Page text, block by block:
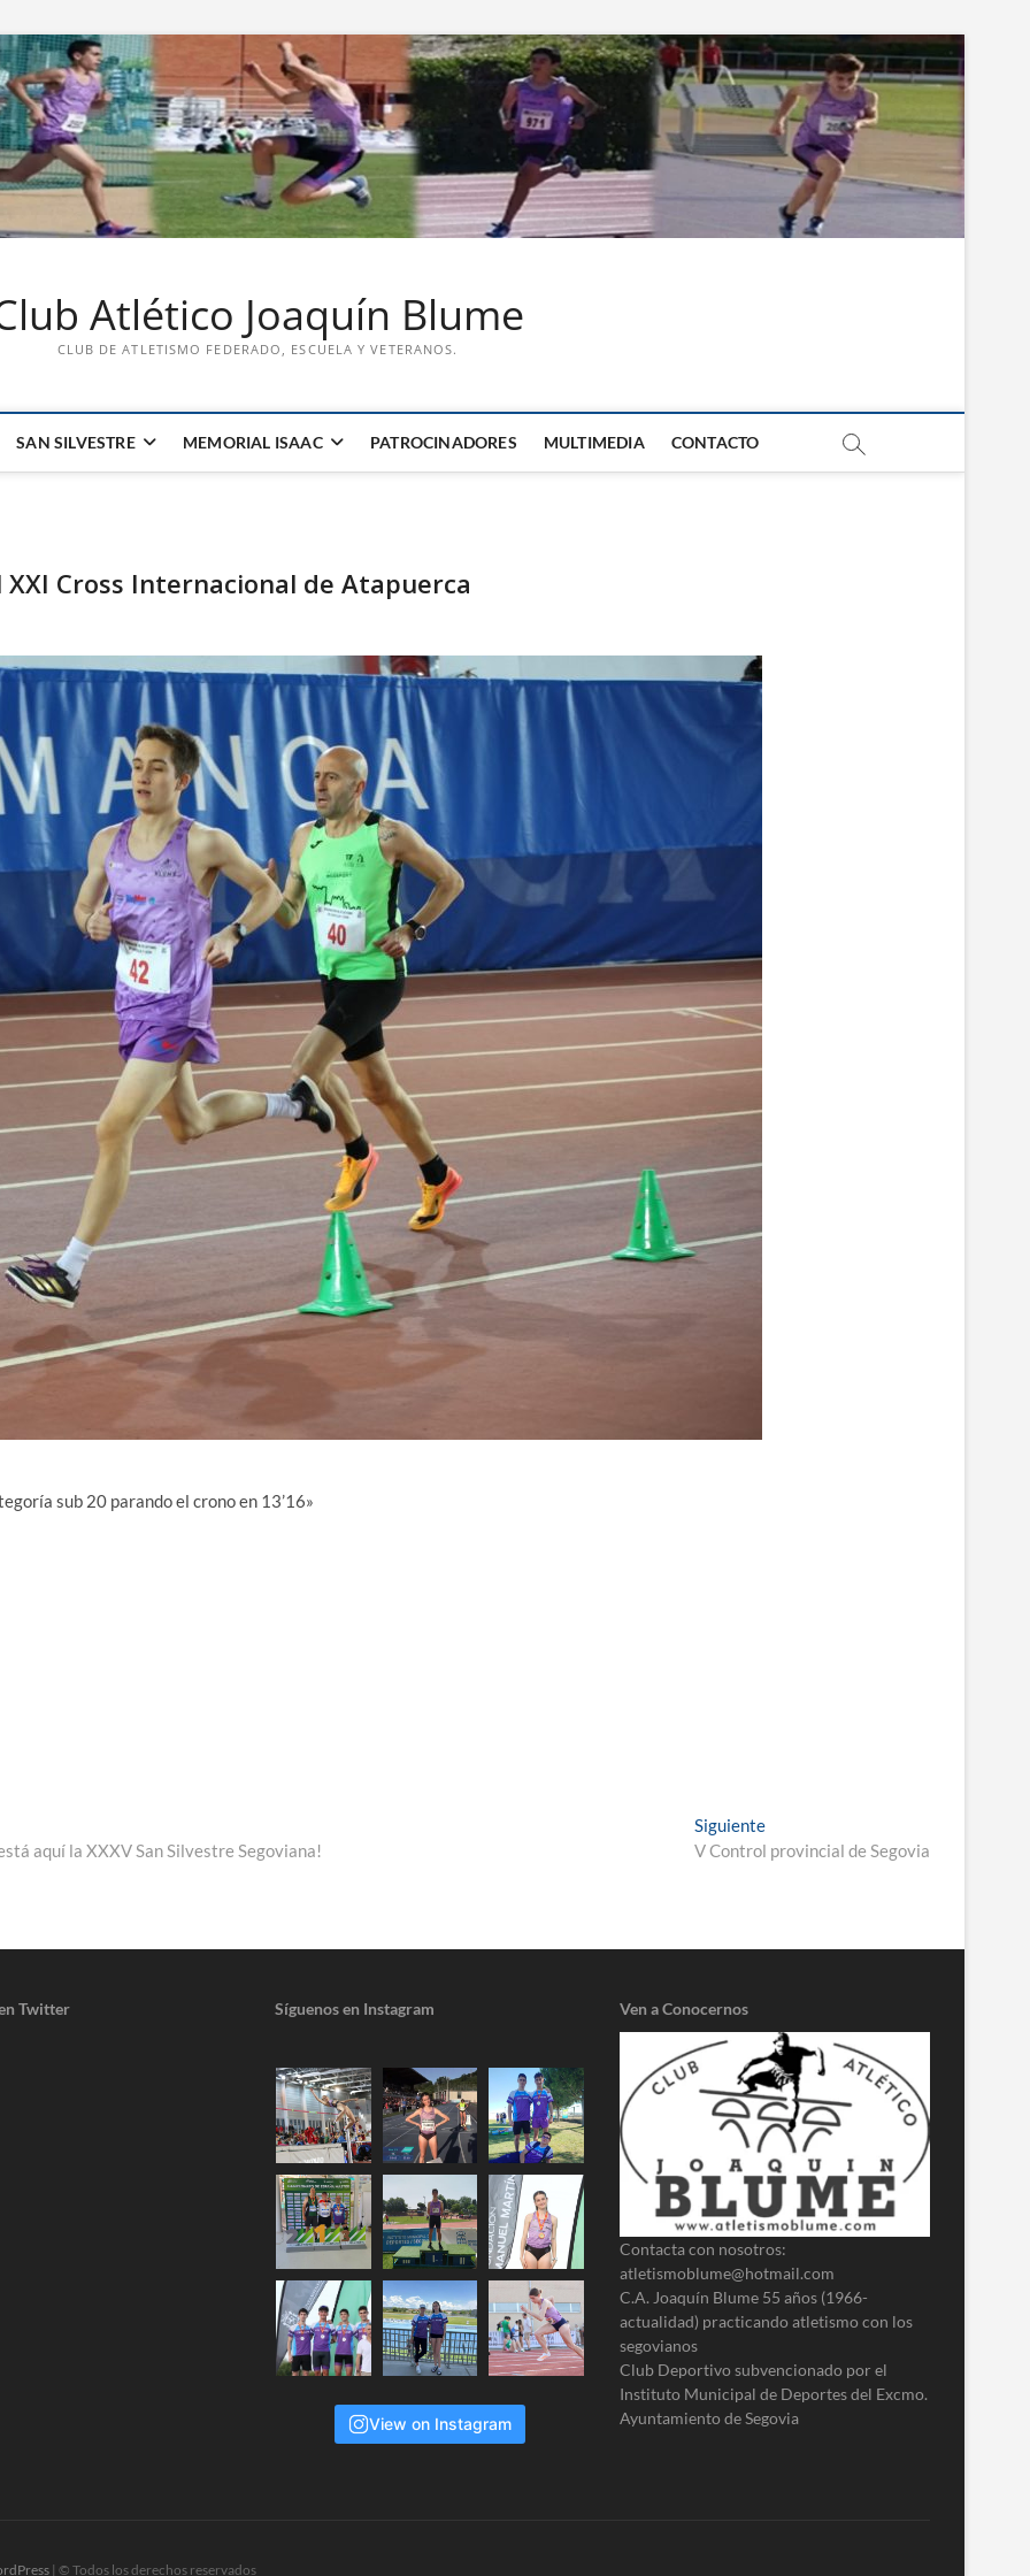
Atlético Joaquín Blume
CLUB DE ATLETISMO FEDERADO, ESCUELA Y VETERANOS.
SAN SILVESTRE MEMORIAL ISAAC PATROCINADORES MULTIMEDIA CONTACTO
Cross Internacional de Atapuerca
sub 20 parando el crono en 13’16»
aquí la XXXV San Silvestre Segoviana!
SiguienteEntrada
siguiente:
V Control provincial de Segovia
Twitter Síguenos en Instagram
View on Instagram
Ven a Conocernos
Contacta con nosotros:
atletismoblume@hotmail.com
C.A. Joaquín Blume 55 años (1966-
actualidad) practicando atletismo con los
segovianos
Club Deportivo subvencionado por el
Instituto Municipal de Deportes del Excmo.
Ayuntamiento de Segovia
| © Todos los derechos reservados